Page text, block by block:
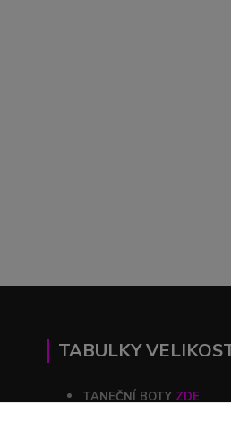
TABULKY
TANEČNÍ BOTY ZDE